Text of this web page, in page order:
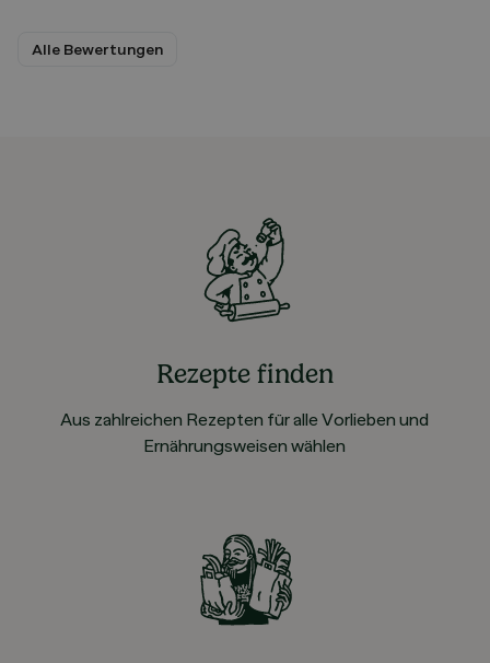
Alle Bewertungen
Rezepte finden
Aus zahlreichen Rezepten für alle Vorlieben und
Ernährungsweisen wählen